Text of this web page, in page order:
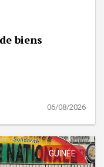
biens
06/08/2026
GUINÉE